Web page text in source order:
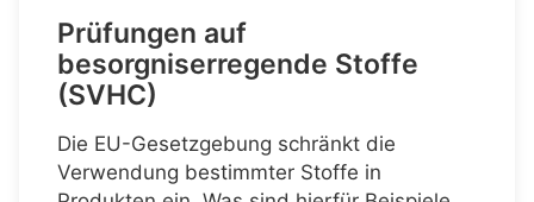
Prüfungen auf
besorgniserregende Stoffe
(SVHC)
Die EU-Gesetzgebung schränkt die
Verwendung bestimmter Stoffe in